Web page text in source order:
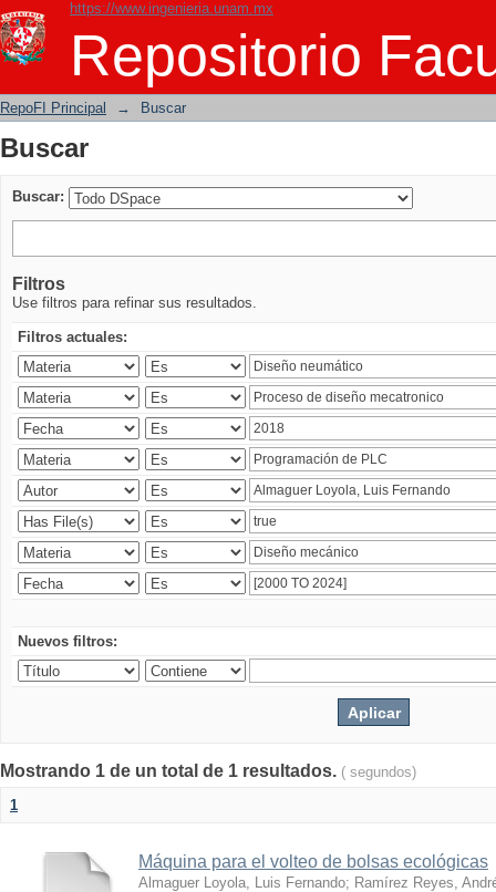
https://www.ingenieria.unam.mx
Repositorio
Buscar
RepoFI Principal → Buscar
Buscar
Buscar:
Filtros
Use filtros para refinar sus resultados.
Filtros actuales:
Nuevos filtros:
Mostrando 1 de un total de 1 resultados. ( segundos)
1
Máquina para el volteo de bolsas ecológicas
Almaguer Loyola, Luis Fernando; Ramírez Reyes,